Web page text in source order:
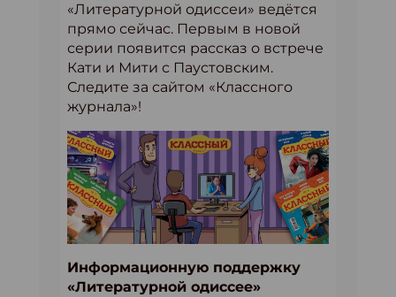
«Литературной одиссеи» ведётся
прямо сейчас. Первым в новой
серии появится рассказ о встрече
Кати и Мити с Паустовским.
Следите за сайтом «Классного
журнала»!
Информационную поддержку
«Литературной одиссее»